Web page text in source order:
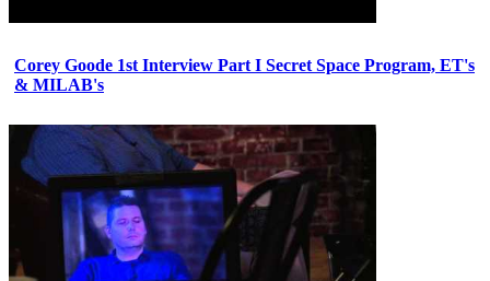
Corey Goode 1st Interview Part I Secret Space Program, ET's
& MILAB's